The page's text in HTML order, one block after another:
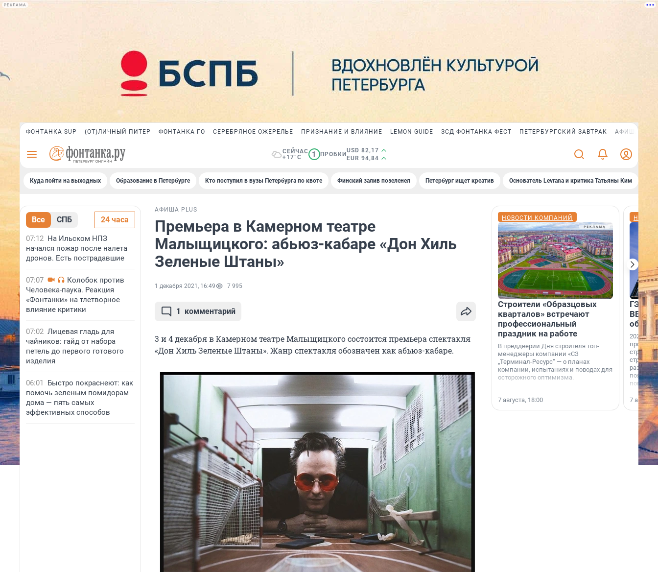
РЕКЛАМА
ФОНТАНКА SUP (ОТ)ЛИЧНЫЙ ПИТЕР ФОНТАНКА ГО СЕРЕБРЯНОЕ ОЖЕРЕЛЬЕ ПРИЗНАНИЕ И ВЛИЯНИЕ LEMON GUIDE ЗСД ФОНТАНКА ФЕСТ ПЕТЕРБУРГСКИЙ ЗАВТРАК АФИША PLUS
СЕЙЧАС
+17°C
1 ПРОБКИ
USD 82,17
EUR 94,84
Куда пойти на выходных Образование в Петербурге Кто поступил в вузы Петербурга по квоте Финский залив позеленел Петербург ищет креатив Основатель Levrana и критика Татьяны Ким
Все СПБ 24 часа
07:12 На Ильском НПЗ
начался пожар после налета
дронов. Есть пострадавшие
07:07
Колобок против
Человека-паука. Реакция
«Фонтанки» на тлетворное
влияние критики
07:02 Лицевая гладь для
чайников: гайд от набора
петель до первого готового
изделия
06:01
Быстро покраснеют: как
помочь зеленым помидорам
дома — пять самых
эффективных способов
АФИША PLUS
Премьера в Камерном театре
Малыщицкого: абьюз-кабаре «Дон Хиль
Зеленые Штаны»
1 декабря 2021, 16:49 7 995
1 комментарий
3 и 4 декабря в Камерном театре Малыщицкого состоится премьера спектакля
«Дон Хиль Зеленые Штаны». Жанр спектакля обозначен как абьюз-кабаре.
НОВОСТИ КОМПАНИЙ
Строители «Образцовых
кварталов» встречают
профессиональный
праздник на работе
В преддверии Дня строителя топ-
менеджеры компании «СЗ
„Терминал-Ресурс“ — о планах
компании, испытаниях и поводах для
осторожного оптимизма.
7 августа, 18:00
ГЭС,
ВВП: в
об
2026-й —
раз. В
7